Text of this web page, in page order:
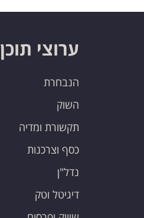
ערוצי תוכן
הנבחרת
השוק
תקשורת ומדיה
כסף וצרכנות
נדל"ן
דיגיטל וטק